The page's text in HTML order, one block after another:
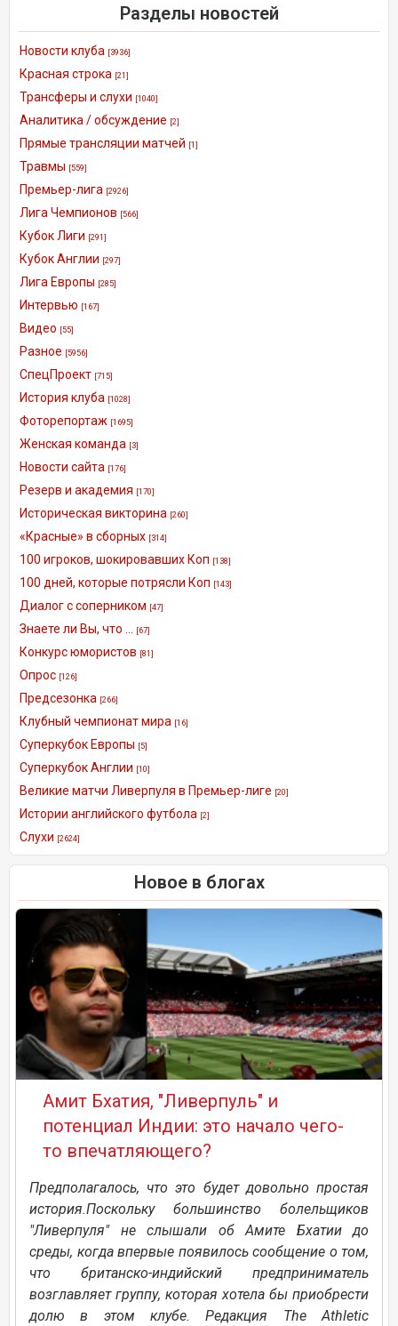
Разделы новостей
Новости клуба [3936]
Красная строка [21]
Трансферы и слухи [1040]
Аналитика / обсуждение [2]
Прямые трансляции матчей [1]
Травмы [559]
Премьер-лига [2926]
Лига Чемпионов [566]
Кубок Лиги [291]
Кубок Англии [297]
Лига Европы [285]
Интервью [167]
Видео [55]
Разное [5956]
СпецПроект [715]
История клуба [1028]
Фоторепортаж [1695]
Женская команда [3]
Новости сайта [176]
Резерв и академия [170]
Историческая викторина [260]
«Красные» в сборных [314]
100 игроков, шокировавших Коп [138]
100 дней, которые потрясли Коп [143]
Диалог с соперником [47]
Знаете ли Вы, что ... [67]
Конкурс юмористов [81]
Опрос [126]
Предсезонка [266]
Клубный чемпионат мира [16]
Суперкубок Европы [5]
Суперкубок Англии [10]
Великие матчи Ливерпуля в Премьер-лиге [20]
Истории английского футбола [2]
Слухи [2624]
Новое в блогах
Амит Бхатия, "Ливерпуль" и
потенциал Индии: это начало чего-
то впечатляющего?
Предполагалось, что это будет довольно простая
история.Поскольку большинство болельщиков
"Ливерпуля" не слышали об Амите Бхатии до
среды, когда впервые появилось сообщение о том,
что британско-индийский предприниматель
возглавляет группу, которая хотела бы приобрести
долю в этом клубе. Редакция The Athletic